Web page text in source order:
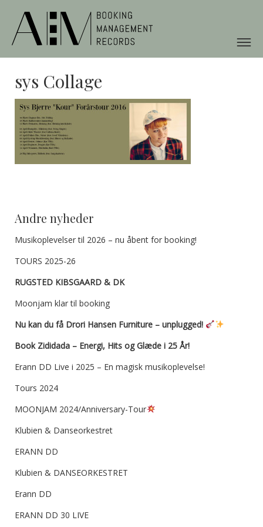
sys Collage
Andre nyheder
Musikoplevelser til 2026 – nu åbent for booking!
TOURS 2025-26
RUGSTED KIBSGAARD & DK
Moonjam klar til booking
Nu kan du få Drori Hansen Furniture – unplugged!
Book Zididada – Energi, Hits og Glæde i 25 År!
Erann DD Live i 2025 – En magisk musikoplevelse!
Tours 2024
MOONJAM 2024/Anniversary-Tour
Klubien & Danseorkestret
ERANN DD
Klubien & DANSEORKESTRET
Erann DD
ERANN DD 30 LIVE